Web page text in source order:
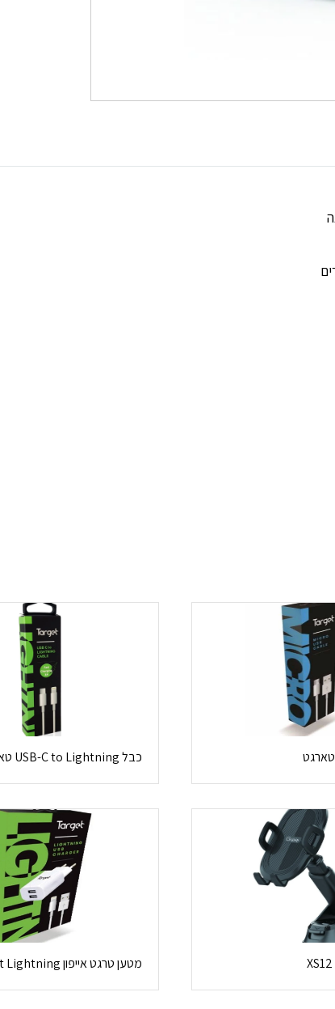
כבל USB-C to Lightning טארגט לאייפון
מטען טרגט אייפון Target Lightning